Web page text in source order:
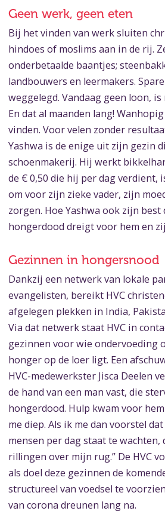
Geen werk, geen eten
Bij het vinden van werk sluiten
hindoes of moslims aan in de rij.
onderbetaalde baantjes;
landbouwers en leermakers.
weggelegd. Vandaag geen loon,
En dat al maanden lang!
vinden. Voor velen zonder
Yashwa is de enige uit zijn gezin
schoenmakerij. Hij werkt
de € 0,50 die hij per dag verdient,
om voor zijn zieke vader, zijn
zorgen. Hoe Yashwa ook zijn
hongerdood dreigt voor hem en
Gezinnen in hongersnood
Dankzij een netwerk van lokale
evangelisten, bereikt HVC
afgelegen plekken in India,
Via dat netwerk staat HVC in
gezinnen voor wie ondervoeding
honger op de loer ligt. Een
HVC-medewerkster Jisca Deelen
de hand van een man vast, die
hongerdood. Hulp kwam voor
me diep. Als ik me dan voorstel
mensen per dag staat te wachten,
rillingen over mijn rug.” De HVC
als doel deze gezinnen de
structureel van voedsel te
van corona dreunen lang na.